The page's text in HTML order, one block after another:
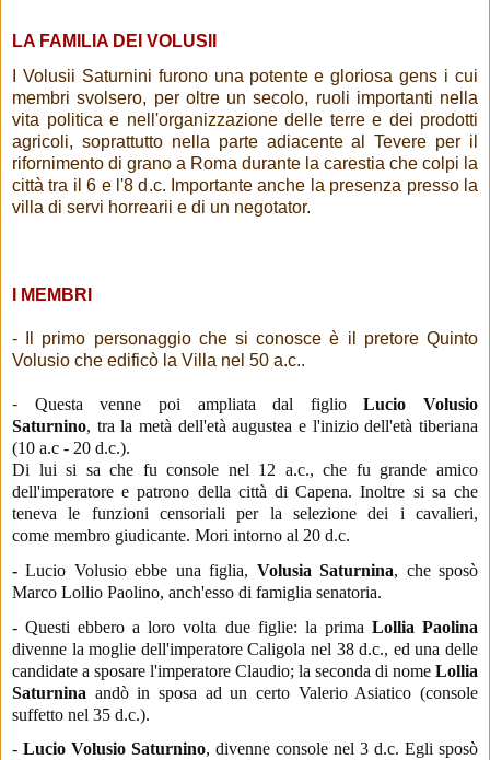
LA FAMILIA DEI VOLUSII
I Volusii Saturnini furono una potente e gloriosa gens i cui
membri svolsero, per oltre un secolo, ruoli importanti nella
vita politica e nell'organizzazione delle terre e dei prodotti
agricoli, soprattutto nella parte adiacente al Tevere per il
rifornimento di grano a Roma durante la carestia che colpi la
città tra il 6 e l'8 d.c. Importante anche la presenza presso la
villa di servi horrearii e di un negotator.
I MEMBRI
- Il primo personaggio che si conosce è il pretore Quinto
Volusio che edificò la Villa nel 50 a.c..
- Questa venne poi ampliata dal figlioLucio Volusio
Saturnino, tra lametà dell'età augustea e l'inizio dell'età tiberiana
(10 a.c - 20 d.c.).
Di lui si sa che fu console nel 12 a.c., che fu grande amico
dell'imperatore e patrono della città di Capena.Inoltre si sa che
teneva le funzioni censoriali per la selezione dei i cavalieri,
come membro giudicante. Mori intorno al 20 d.c.
- Lucio Volusio ebbe una figlia, Volusia Saturnina, che sposò
Marco Lollio Paolino, anch'esso di famiglia senatoria.
- Questi ebbero a loro volta due figlie: la prima Lollia Paolina
divenne la moglie dell'imperatore Caligola nel 38 d.c., ed una delle
candidate a sposare l'imperatore Claudio; la seconda di nome Lollia
Saturnina andò in sposa ad un certo Valerio Asiatico (console
suffetto nel 35 d.c.).
- Lucio Volusio Saturnino, divenne console nel 3 d.c. Egli sposò